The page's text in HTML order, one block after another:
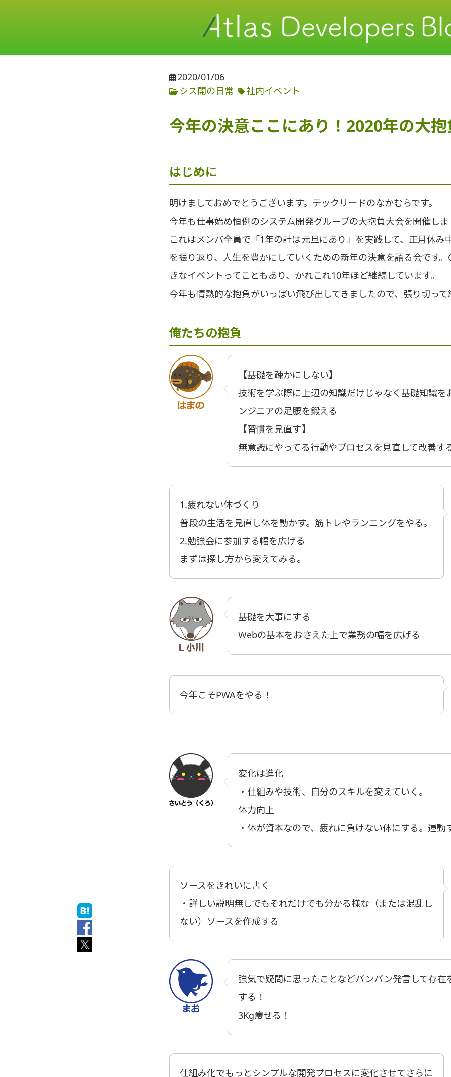
2020/01/06
シス開の日常
社内イベント
今年の決意ここにあり！2020年の大
はじめに
明けましておめでとうございます。テックリードのなかむらです。
今年も仕事始め恒例のシステム開発グループの大抱負大会を開催し
これはメンバ全員で「1年の計は元旦にあり」を実践して、正月休み
を振り返り、人生を豊かにしていくための新年の決意を語る会です。
きなイベントってこともあり、かれこれ10年ほど継続しています。
今年も情熱的な抱負がいっぱい飛び出してきましたので、張り切っ
俺たちの抱負
【基礎を疎かにしない】
技術を学ぶ際に上辺の知識だけじゃなく基礎知識を
ンジニアの足腰を鍛える
【習慣を見直す】
無意識にやってる行動やプロセスを見直して改善す
1.疲れない体づくり
普段の生活を見直し体を動かす。筋トレやランニングをやる。
2.勉強会に参加する幅を広げる
まずは探し方から変えてみる。
基礎を大事にする
Webの基本をおさえた上で業務の幅を広げる
今年こそPWAをやる！
変化は進化
・仕組みや技術、自分のスキルを変えていく。
体力向上
・体が資本なので、疲れに負けない体にする。運動
ソースをきれいに書く
・詳しい説明無しでもそれだけでも分かる様な（または混乱し
ない）ソースを作成する
強気で疑問に思ったことなどバンバン発言して存在
する！
3Kg痩せる！
仕組み化でもっとシンプルな開発プロセスに変化させてさらに